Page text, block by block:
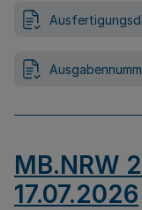
MB.NRW
17.07.2026